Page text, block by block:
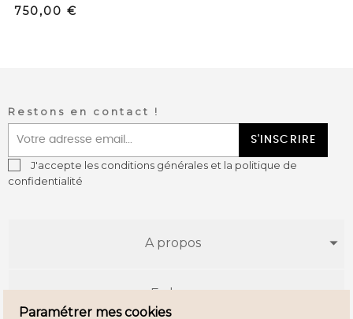
Prix
750,00 €
Restons en contact !
S'INSCRIRE
J'accepte les conditions générales et la politique de
confidentialité
A propos
E-shop
Paramétrer mes cookies